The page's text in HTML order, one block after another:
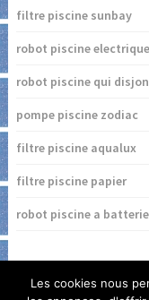
filtre piscine sunbay
robot piscine
robot piscine qui
pompe piscine zodiac
filtre piscine aqualux
filtre piscine papier
robot piscine a
Les cookies nous